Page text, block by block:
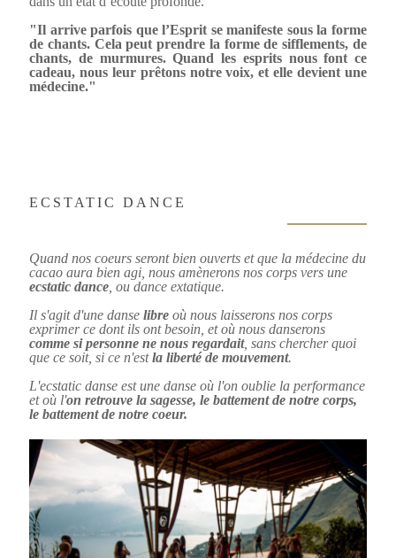
"Il arrive parfois que l’Esprit se manifeste sous la forme
de chants. Cela peut prendre la forme de sifflements, de
chants, de murmures. Quand les esprits nous font ce
cadeau, nous leur prêtons notre voix, et elle devient une
médecine."
ECSTATIC DANCE
Quand nos coeurs seront bien ouverts et que la médecine du
cacao aura bien agi, nous amènerons nos corps vers une
ecstatic dance , ou dance extatique.
Il s'agit d'une danse libre où nous laisserons nos corps
exprimer ce dont ils ont besoin, et où nous danserons
comme si personne ne nous regardait, sans chercher quoi
que ce soit, si ce n'estla liberté de mouvement.
L'ecstatic danse est une danse où l'on oublie la performance
et où l'on retrouve la sagesse, le battement de notre corps,
le battement de notre coeur.